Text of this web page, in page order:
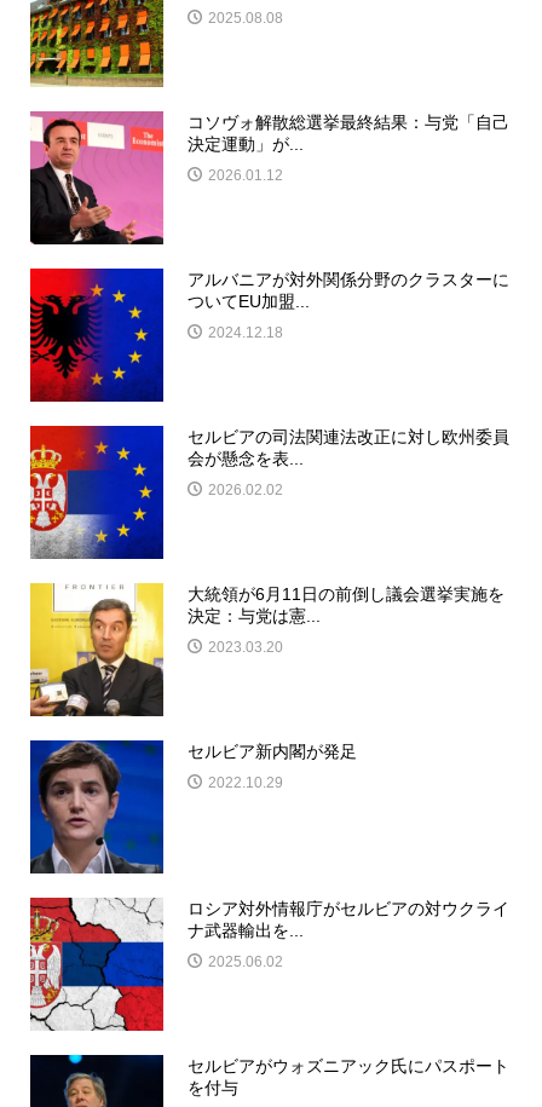
2025.08.08
コソヴォ解散総選挙最終結果：与党「自己
決定運動」が...
2026.01.12
アルバニアが対外関係分野のクラスターに
ついてEU加盟...
2024.12.18
セルビアの司法関連法改正に対し欧州委員
会が懸念を表...
2026.02.02
大統領が6月11日の前倒し議会選挙実施を
決定：与党は憲...
2023.03.20
セルビア新内閣が発足
2022.10.29
ロシア対外情報庁がセルビアの対ウクライ
ナ武器輸出を...
2025.06.02
セルビアがウォズニアック氏にパスポート
を付与